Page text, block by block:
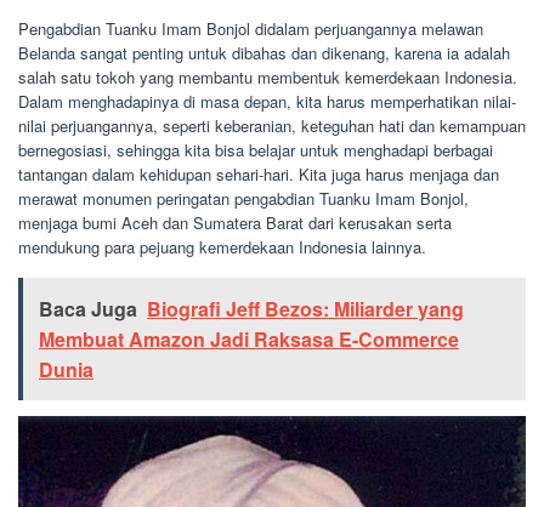
Pengabdian Tuanku Imam Bonjol didalam perjuangannya melawan
Belanda sangat penting untuk dibahas dan dikenang, karena ia adalah
salah satu tokoh yang membantu membentuk kemerdekaan Indonesia.
Dalam menghadapinya di masa depan, kita harus memperhatikan nilai-
nilai perjuangannya, seperti keberanian, keteguhan hati dan kemampuan
bernegosiasi, sehingga kita bisa belajar untuk menghadapi berbagai
tantangan dalam kehidupan sehari-hari. Kita juga harus menjaga dan
merawat monumen peringatan pengabdian Tuanku Imam Bonjol,
menjaga bumi Aceh dan Sumatera Barat dari kerusakan serta
mendukung para pejuang kemerdekaan Indonesia lainnya.
Baca Juga Biografi Jeff Bezos: Miliarder yang
Membuat Amazon Jadi Raksasa E-Commerce
Dunia